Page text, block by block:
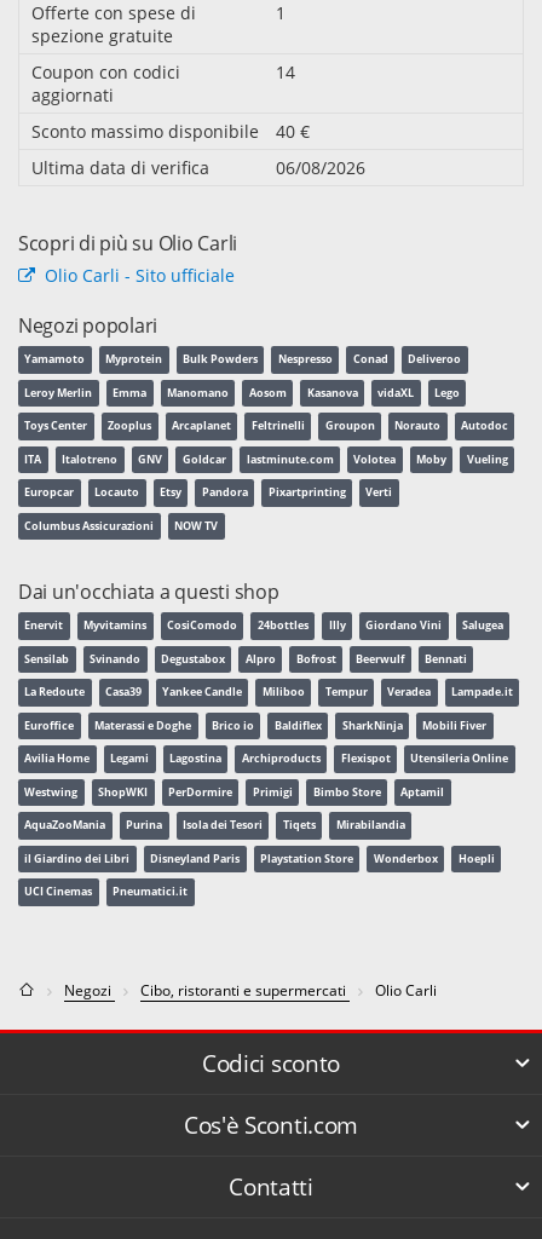
Offerte con spese di
spezione gratuite
1
Coupon con codici
aggiornati
14
Sconto massimo disponibile
40 €
Ultima data di verifica
06/08/2026
Scopri di più su Olio Carli
Olio Carli - Sito ufficiale
Negozi popolari
Yamamoto Myprotein Bulk Powders Nespresso Conad Deliveroo
Leroy Merlin Emma Manomano Aosom Kasanova vidaXL Lego
Toys Center Zooplus Arcaplanet Feltrinelli Groupon Norauto Autodoc
ITA Italotreno GNV Goldcar lastminute.com Volotea Moby Vueling
Europcar Locauto Etsy Pandora Pixartprinting Verti
Columbus Assicurazioni NOW TV
Dai un'occhiata a questi shop
Enervit Myvitamins CosiComodo 24bottles Illy Giordano Vini Salugea
Sensilab Svinando Degustabox Alpro Bofrost Beerwulf Bennati
La Redoute Casa39 Yankee Candle Miliboo Tempur Veradea Lampade.it
Euroffice Materassi e Doghe Brico io Baldiflex SharkNinja Mobili Fiver
Avilia Home Legami Lagostina Archiproducts Flexispot Utensileria Online
Westwing ShopWKI PerDormire Primigi Bimbo Store Aptamil
AquaZooMania Purina Isola dei Tesori Tiqets Mirabilandia
il Giardino dei Libri Disneyland Paris Playstation Store Wonderbox Hoepli
UCI Cinemas Pneumatici.it
Negozi Cibo, ristoranti e supermercati Olio Carli
Codici sconto
Cos'è Sconti.com
Contatti